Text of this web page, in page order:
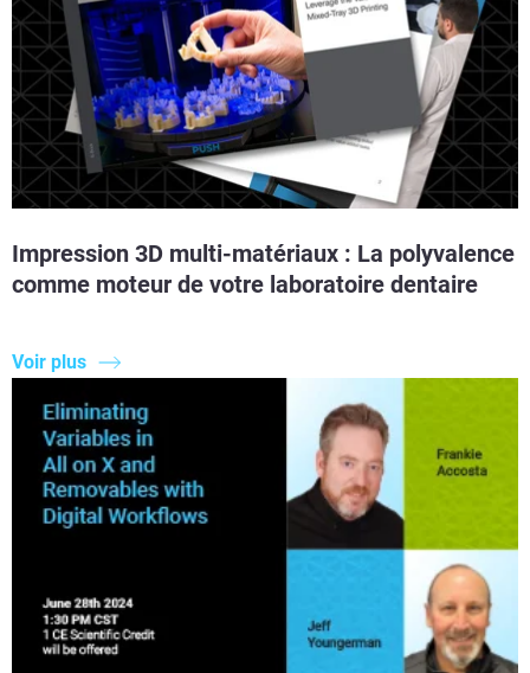
Impression 3D multi-matériaux : La polyvalence
comme moteur de votre laboratoire dentaire
Voir plus